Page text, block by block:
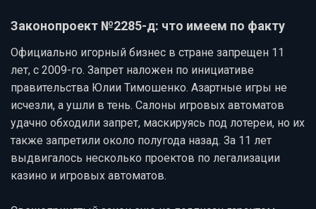
Законопроект №2285-д: что имеем по факту
Официально игорный бизнес в стране запрещен 11
лет, с 2009-го. Запрет наложен по инициативе
правительства Юлии Тимошенко. Азартные игры не
исчезли, а ушли в тень. Салоны игровых автоматов
удачно обходили запрет, маскируясь под лотереи, но их
также запретили около полугода назад. За 11 лет
выдвигалось несколько проектов по легализации
казино и игровых автоматов.